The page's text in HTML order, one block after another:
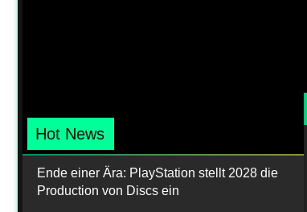
Hot News
Ende einer Ära: PlayStation stellt 2028 die
Production von Discs ein